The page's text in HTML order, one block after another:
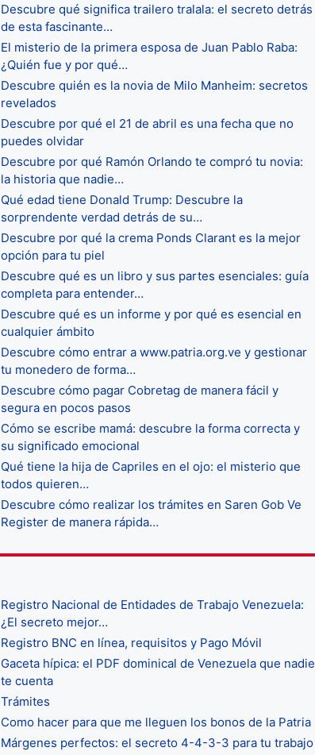
Descubre qué significa trailero tralala: el secreto detrás
de esta fascinante…
El misterio de la primera esposa de Juan Pablo Raba:
¿Quién fue y por qué…
Descubre quién es la novia de Milo Manheim: secretos
revelados
Descubre por qué el 21 de abril es una fecha que no
puedes olvidar
Descubre por qué Ramón Orlando te compró tu novia:
la historia que nadie…
Qué edad tiene Donald Trump: Descubre la
sorprendente verdad detrás de su…
Descubre por qué la crema Ponds Clarant es la mejor
opción para tu piel
Descubre qué es un libro y sus partes esenciales: guía
completa para entender…
Descubre qué es un informe y por qué es esencial en
cualquier ámbito
Descubre cómo entrar a www.patria.org.ve y gestionar
tu monedero de forma…
Descubre cómo pagar Cobretag de manera fácil y
segura en pocos pasos
Cómo se escribe mamá: descubre la forma correcta y
su significado emocional
Qué tiene la hija de Capriles en el ojo: el misterio que
todos quieren…
Descubre cómo realizar los trámites en Saren Gob Ve
Register de manera rápida…
Registro Nacional de Entidades de Trabajo Venezuela:
¿El secreto mejor…
Registro BNC en línea, requisitos y Pago Móvil
Gaceta hípica: el PDF dominical de Venezuela que nadie
te cuenta
Trámites
Como hacer para que me lleguen los bonos de la Patria
Márgenes perfectos: el secreto 4-4-3-3 para tu trabajo